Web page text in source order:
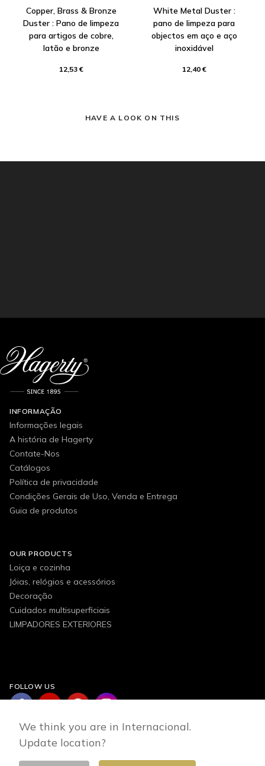
Copper, Brass & Bronze
Duster : Pano de limpeza
para artigos de cobre,
latão e bronze
12,53 €
White Metal Duster :
pano de limpeza para
objectos em aço e aço
inoxidável
12,40 €
HAVE A LOOK ON THIS
INFORMAÇÃO
Informações legais
A história de Hagerty
Contate-Nos
Catálogos
Política de privacidade
Condições Gerais de Uso, Venda e Entrega
Guia de produtos
OUR PRODUCTS
Loiça e cozinha
Jóias, relógios e acessórios
Decoração
Cuidados multisuperficiais
LIMPADORES EXTERIORES
FOLLOW US
We think you are in Internacional.
Update location?